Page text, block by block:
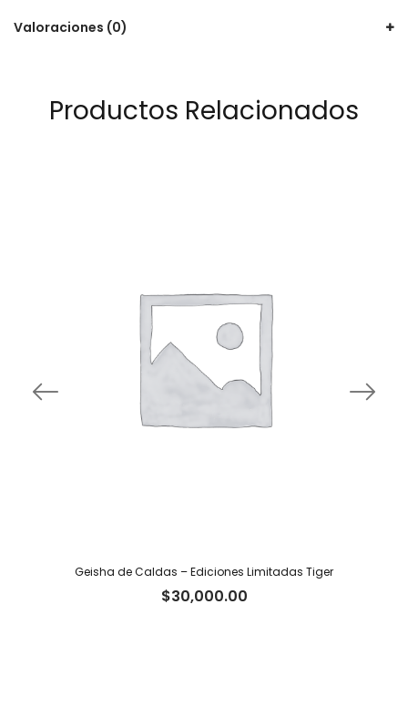
Valoraciones (0)
Productos Relacionados
Geisha de Caldas – Ediciones Limitadas Tiger
$30,000.00